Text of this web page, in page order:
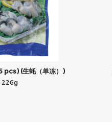
(生蚝（单冻）)
226g